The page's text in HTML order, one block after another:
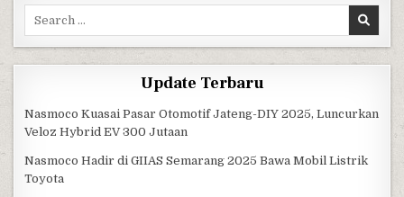
Update Terbaru
Nasmoco Kuasai Pasar Otomotif Jateng-DIY 2025, Luncurkan
Veloz Hybrid EV 300 Jutaan
Nasmoco Hadir di GIIAS Semarang 2025 Bawa Mobil Listrik
Toyota